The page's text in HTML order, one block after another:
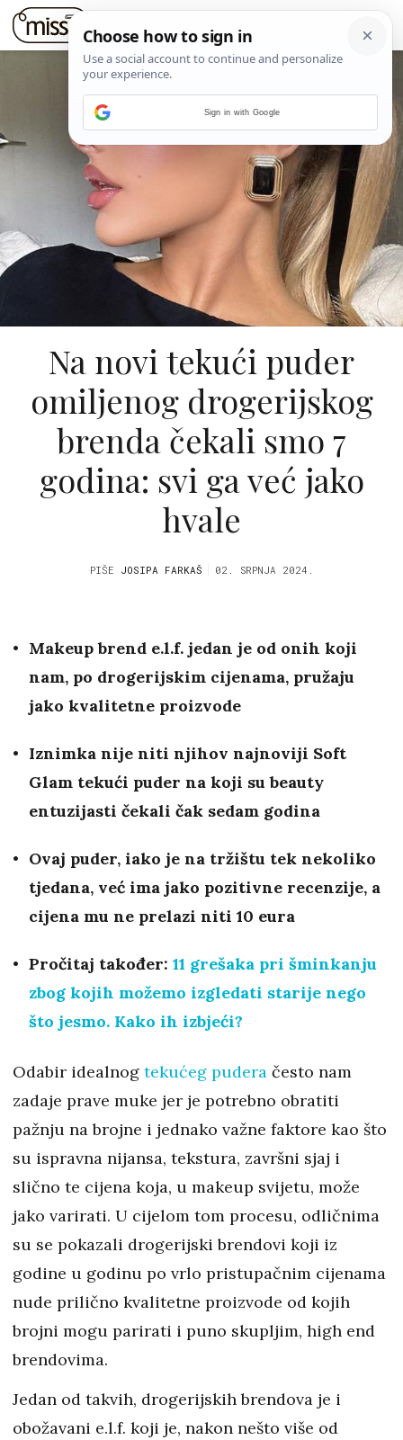
Na novi tekući puder
omiljenog drogerijskog
brenda čekali smo 7
godina: svi ga već jako
hvale
PIŠE JOSIPA FARKAŠ 02. SRPNJA 2024.
Makeup brend e.l.f. jedan je od onih koji
nam, po drogerijskim cijenama, pružaju
jako kvalitetne proizvode
Iznimka nije niti njihov najnoviji Soft
Glam tekući puder na koji su beauty
entuzijasti čekali čak sedam godina
Ovaj puder, iako je na tržištu tek nekoliko
tjedana, već ima jako pozitivne recenzije, a
cijena mu ne prelazi niti 10 eura
Pročitaj također: 11 grešaka pri šminkanju
zbog kojih možemo izgledati starije nego
što jesmo. Kako ih izbjeći?
Odabir idealnog tekućeg pudera često nam
zadaje prave muke jer je potrebno obratiti
pažnju na brojne i jednako važne faktore kao što
su ispravna nijansa, tekstura, završni sjaj i
slično te cijena koja, u makeup svijetu, može
jako varirati. U cijelom tom procesu, odličnima
su se pokazali drogerijski brendovi koji iz
godine u godinu po vrlo pristupačnim cijenama
nude prilično kvalitetne proizvode od kojih
brojni mogu parirati i puno skupljim, high end
brendovima.
Jedan od takvih, drogerijskih brendova je i
obožavani e.l.f. koji je, nakon nešto više od
Sign in with Google